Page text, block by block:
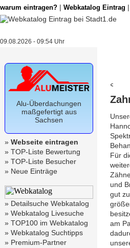
warum eintragen? | Webkatalog Eintrag |
09.08.2026 - 09:54 Uhr
Alu-Überdachungen
maßgefertigt aus
Sachsen
» Webseite eintragen
» TOP-Liste Bewertung
» TOP-Liste Besucher
» Neue Einträge
» Detailsuche Webkatalog
» Webkatalog Livesuche
» TOP100 im Webkatalog
» Webkatalog Suchtipps
» Premium-Partner
Für
und
gut
am